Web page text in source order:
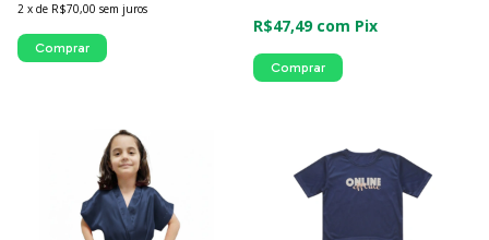
2 x de R$70,00 sem juros
Comprar
R$47,49 com Pix
Comprar